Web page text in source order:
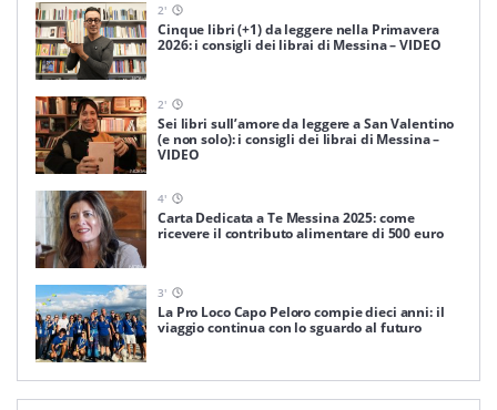
2'
Cinque libri (+1) da leggere nella Primavera
2026: i consigli dei librai di Messina – VIDEO
2'
Sei libri sull’amore da leggere a San Valentino
(e non solo): i consigli dei librai di Messina –
VIDEO
4'
Carta Dedicata a Te Messina 2025: come
ricevere il contributo alimentare di 500 euro
3'
La Pro Loco Capo Peloro compie dieci anni: il
viaggio continua con lo sguardo al futuro